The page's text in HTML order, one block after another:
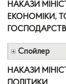
НАКАЗИ
ЕКОНОМІКИ,
Спойлер
НАКАЗИ